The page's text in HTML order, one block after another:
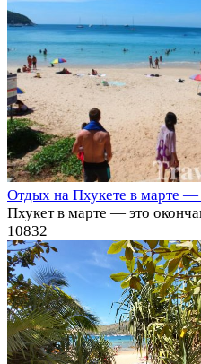
Отдых на Пхукете в марте —
Пхукет в марте — это
10832